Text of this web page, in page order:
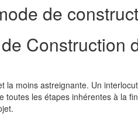
de
Construction
la moins astreignante. Un
toutes les étapes inhérentes à la